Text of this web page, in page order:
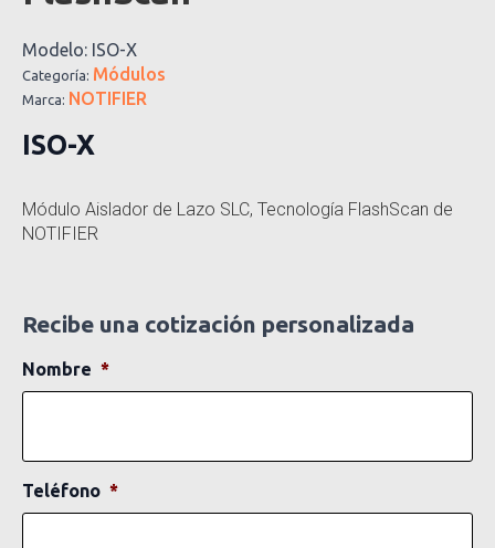
Modelo: ISO-X
Categoría: Módulos
Marca: NOTIFIER
ISO-X
Módulo Aislador de Lazo SLC, Tecnología FlashScan de
NOTIFIER
Recibe una cotización personalizada
Nombre *
Teléfono *